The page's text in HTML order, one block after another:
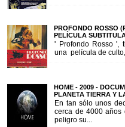
PROFONDO ROSSO
PELÍCULA
' Profondo Rosso ',
una película de
HOME - 2009 -
PLANETA TIERRA Y
En tan sólo unos
cerca de 4000 años
peligro su...